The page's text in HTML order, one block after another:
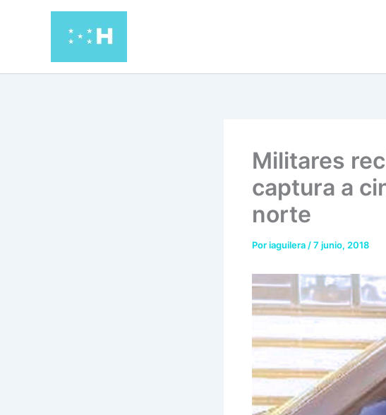
Militares
captura a
norte
Poriaguilera /7 junio, 2018